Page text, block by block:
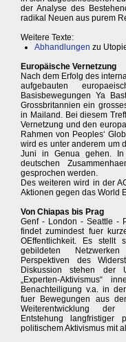
der Analyse des
radikal Neuen aus purem
Weitere Texte:
Abhandlungen zu
Europäische Vernetzung
Nach dem Erfolg des
aufgebauten
Basisbewegungen Ya
Grossbritannien ein
in Mailand. Bei diesem
Vernetzung und den
Rahmen von Peoples‘
wird es unter anderem um
Juni in Genua gehen.
deutschen
gesprochen werden.
Des weiteren wird in der
Aktionen gegen das World
Von Chiapas bis Prag
Genf - London - Seattle -
findet zumindest fuer
OEffentlichkeit. Es
gebildeten
Perspektiven des
Diskussion stehen der
„Experten-Aktivismus“
Benachteiligung v.a. in
fuer Bewegungen aus
Weiterentwicklung der
Entstehung langfristiger
politischem Aktivismus mit